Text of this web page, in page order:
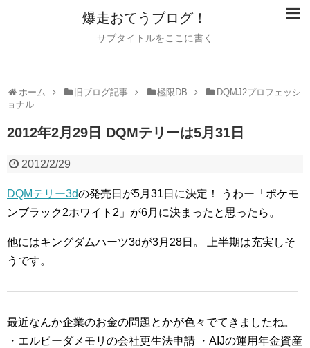
爆走おてうブログ！
サブタイトルをここに書く
ホーム 旧ブログ記事 極限DB
DQMJ2プロフェッシ
ョナル
2012年2月29日 DQMテリーは5月31日
2012/2/29
DQMテリー3dの発売日が5月31日に決定！
うわー「ポケモ
ンブラック2ホワイト2」が6月に決まったと思ったら。
他にはキングダムハーツ3dが3月28日。
上半期は充実しそ
うです。
最近なんか企業のお金の問題とかが色々でてきましたね。
・エルピーダメモリの会社更生法申請 ・AIJの運用年金資産